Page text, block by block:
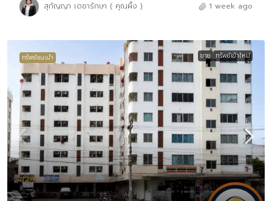
สุกัญญา เดชารักษา ( คุณผึ้ง ) 1 week ago
ทรัพย์แนะนำ ขาย ทรัพย์เข้าใหม่